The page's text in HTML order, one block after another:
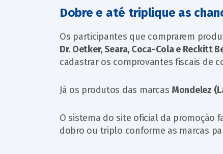
Dobre e até triplique as
Os participantes que comprarem
Dr. Oetker, Seara, Coca-Cola e Reckitt
cadastrar os comprovantes fiscais de
Já os produtos das marcas Mondelez
O sistema do site oficial da promoção
dobro ou triplo conforme as marcas